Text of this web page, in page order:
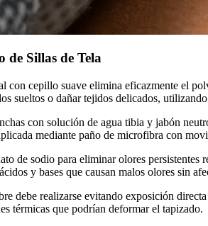
de Sillas de Tela
con cepillo suave elimina eficazmente el
sueltos o dañar tejidos delicados,
con solución de agua tibia y jabón
mediante paño de microfibra con
de sodio para eliminar olores
y bases que causan malos olores sin
debe realizarse evitando exposición
térmicas que podrían deformar el tapizado.